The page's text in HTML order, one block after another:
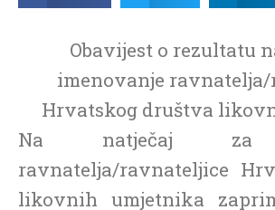
Obavijest o rezultatu
imenovanje
Hrvatskog društva
Na natječaj za
ravnatelja/ravnateljice
likovnih umjetnika